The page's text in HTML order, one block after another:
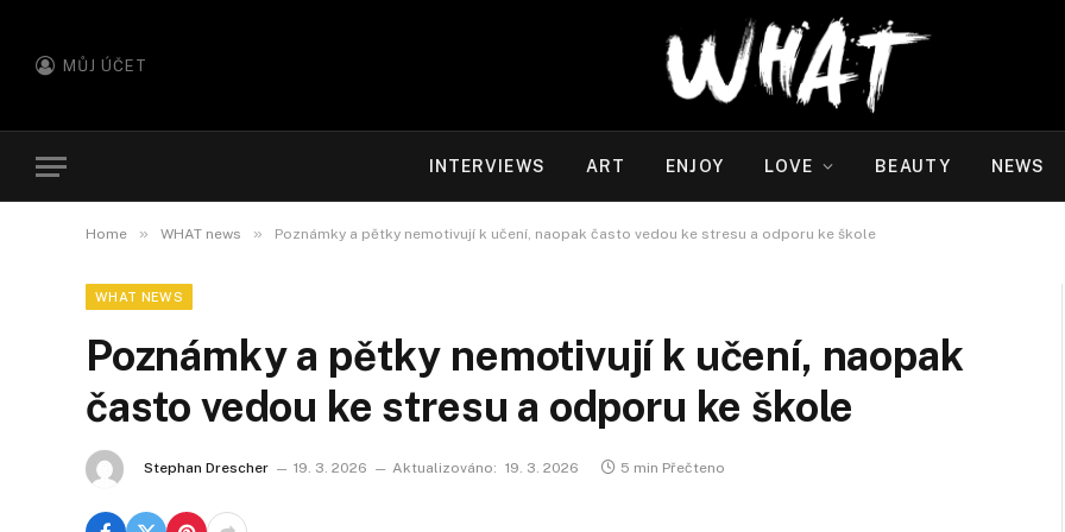
MŮJ ÚČET
INTERVIEWS ART ENJOY LOVE BEAUTY NEWS
Home » WHAT news » Poznámky a pětky nemotivují k učení, naopak často vedou ke stresu a odporu ke škole
WHAT NEWS
Poznámky a pětky nemotivují k učení, naopak
často vedou ke stresu a odporu ke škole
Stephan Drescher 19. 3. 2026 Aktualizováno: 19. 3. 2026 5 min Přečteno